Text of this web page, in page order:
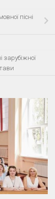
пісні
зарубіжної